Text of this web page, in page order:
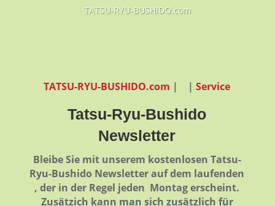
TATSU-RYU-BUSHIDO.com
TATSU-RYU-BUSHIDO.com | |Service
Tatsu-Ryu-Bushido
Newsletter
Bleibe Sie mit unserem kostenlosen Tatsu-
Ryu-Bushido Newsletter auf dem laufenden
, der in der Regel jeden Montag erscheint.
Zusätzich kann man sich zusätzlich für